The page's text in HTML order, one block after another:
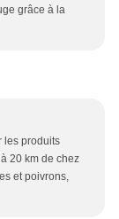
grâce à la
les produits
20 km de chez
et poivrons,